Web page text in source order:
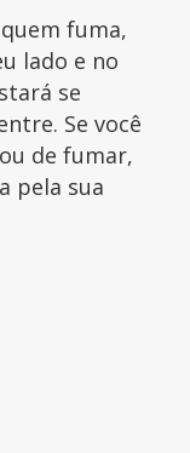
fuma,
lado e no
se
Se você
de fumar,
pela sua